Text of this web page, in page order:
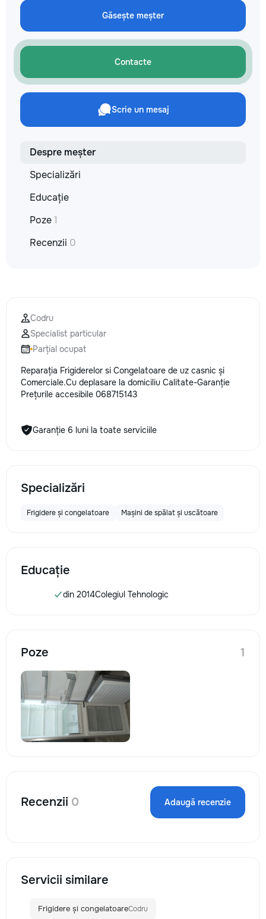
не включается? Не спешите
покупать новую! Спасем ваш
бюджет.
сообщения или
интересно!
этот мир
заслуживает
Găsește meșter
Contacte
Scrie un mesaj
Despre meșter
Specializări
Educație
Poze1
Recenzii 0
Codru
Specialist particular
Parțial ocupat
Reparația Frigiderelor si Congelatoare de uz casnic și
Comerciale.Cu deplasare la domiciliu Calitate-Garanție
Prețurile accesibile 068715143
Garanție 6 luni la toate serviciile
Specializări
Frigidere și congelatoare Mașini de spălat și uscătoare
Educație
din 2014Colegiul Tehnologic
Poze 1
Recenzii 0 Adaugă recenzie
Servicii similare
Frigidere și congelatoareCodru